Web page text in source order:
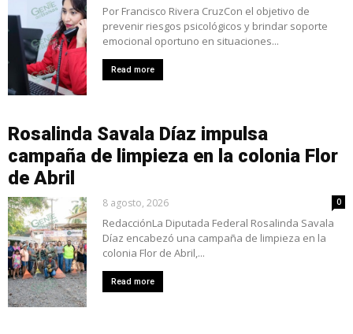
Por Francisco Rivera CruzCon el objetivo de
prevenir riesgos psicológicos y brindar soporte
emocional oportuno en situaciones...
Read more
Rosalinda Savala Díaz impulsa
campaña de limpieza en la colonia Flor
de Abril
8 agosto, 2026 0
RedacciónLa Diputada Federal Rosalinda Savala
Díaz encabezó una campaña de limpieza en la
colonia Flor de Abril,...
Read more